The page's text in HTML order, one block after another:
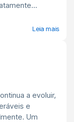
Leia mais
a evoluir,
e
Um